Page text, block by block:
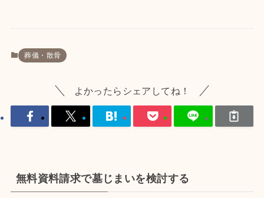
葬儀・散骨
よかったらシェアしてね！
無料資料請求で墓じまいを検討する